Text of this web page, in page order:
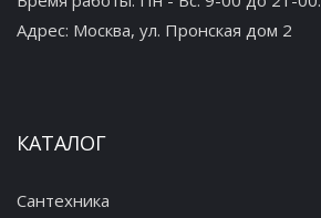
Адрес: Москва, ул. Пронская дом 2
КАТАЛОГ
Сантехника